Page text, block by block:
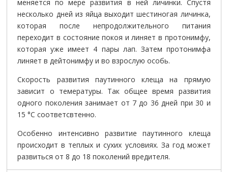
переходит в состояние покоя и линяет в протонимфу,
которая уже имеет 4 пары лап. Затем протонимфа
линяет в дейтонимфу и во взрослую особь.
Скорость развития паутинного клеща на прямую
зависит о темературы. Так общее время развития
15 °С соответсвтенно.
Особенно интенсивно развитие паутинного клеща
происходит в теплых и сухих условиях. За год может
Повреждаемые культуры